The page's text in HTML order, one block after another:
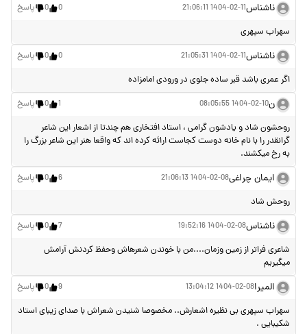
ناشناس1404-02-11 21:06:11
0
0 پاسخ
سهراب سپهری
ناشناس1404-02-11 21:05:31
0
0 پاسخ
اگر عمری باشد قبر ساده جلوی در ورودی امامزاده
ن1404-02-10 08:05:55
1
0 پاسخ
روحشون شاد و یادشون گرامی ، استاد افتخاری هم چندتا از اشعار این شاعر
گرانقدر را با نام خانه دوست کجاست ارائه کرده اند که واقعا هنر این شاعر بزرگ را
به رخ میکشند.
ایمان چراغی1404-02-08 21:06:13
6
0 پاسخ
روحش شاد
ناشناس1404-02-08 19:52:16
7
0 پاسخ
شاعری فراتر از زمین وزمان....من با خوندن شعرهاش وحفظ کردنش آرامش
میگیریم
المیرا1404-02-08 13:04:12
9
0 پاسخ
سهراب سپهری بی نظیره اشعارش.. مخصوصا شنیدن شعراش با صدای زیبای استاد
شکیبایی .